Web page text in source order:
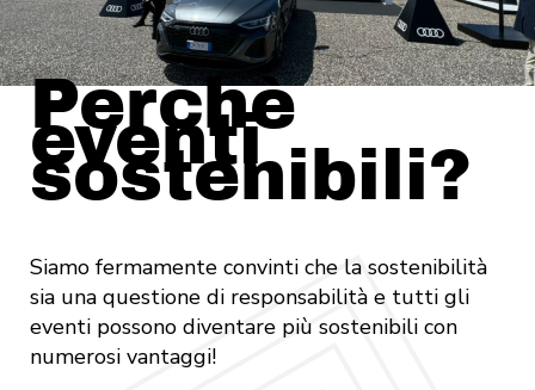
Perchè
eventi
sostenibili?
Siamo fermamente convinti che la sostenibilità
sia una questione di responsabilità e tutti gli
eventi possono diventare più sostenibili con
numerosi vantaggi!